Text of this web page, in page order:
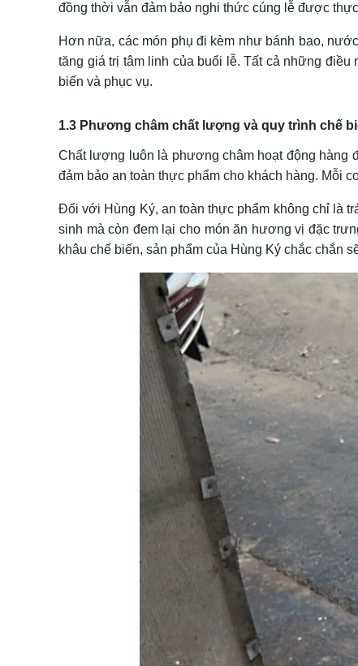
đồng thời vẫn đảm bảo nghi thức cúng lễ được
Hơn nữa, các món phụ đi kèm như bánh bao,
tăng giá trị tâm linh của buổi lễ. Tất cả những
biến và phục vụ.
1.3 Phương châm chất lượng và quy trình chế
Chất lượng luôn là phương châm hoạt động hàng
đảm bảo an toàn thực phẩm cho khách hàng. Mỗi
Đối với Hùng Ký, an toàn thực phẩm không chỉ là
sinh mà còn đem lại cho món ăn hương vị đặc
khâu chế biến, sản phẩm của Hùng Ký chắc chắn